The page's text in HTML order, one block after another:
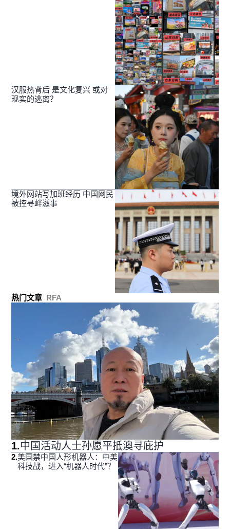
汉服热背后 是文化复兴 或对
现实的逃离？
境外网站写加班经历 中国网民
被控寻衅滋事
热门文章 RFA
1.中国活动人士孙愿平抵澳寻庇护
2.美国禁中国人形机器人：中美
科技战，进入“机器人时代”？